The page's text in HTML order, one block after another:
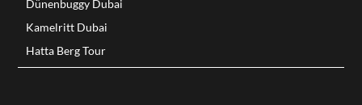
Dünenbuggy Dubai
Kamelritt Dubai
Hatta Berg Tour